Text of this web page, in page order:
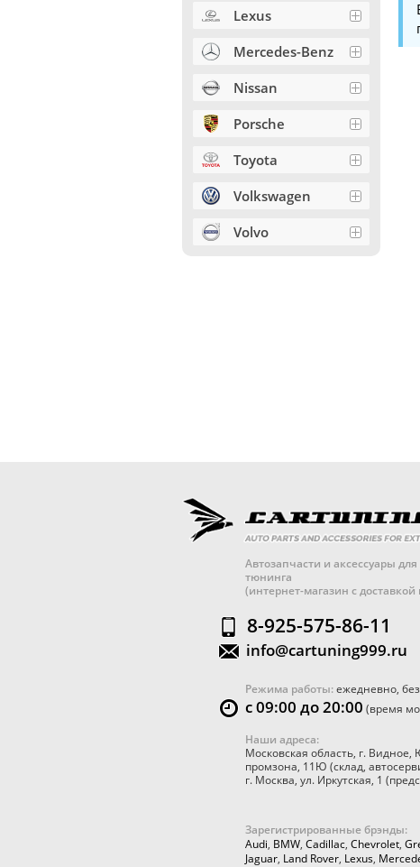
Lexus
Mercedes-Benz
Nissan
Porsche
Toyota
Volkswagen
Volvo
Автозапчасти и аксессуары для
тюнинга
(интернет-магазин с
8-925-575-86-11
info@cartuning999.ru
Режима работы:ежедневно,
с 09:00 до 20:00 (время
Наши адреса:
Московская область, г. Видное,
промзона, 11Ю (склад,
г. Москва, ул. Иркутская, 1
Зарегистрированные брэнды:
Audi, BMW, Cadillac, Chevrolet,
Jaguar, Land Rover, Lexus,